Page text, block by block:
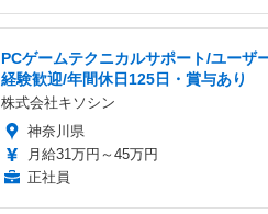
PCゲームテクニカルサポート/ユーザ
経験歓迎/年間休日125日・賞与あり
株式会社キソシン
神奈川県
月給31万円～45万円
正社員